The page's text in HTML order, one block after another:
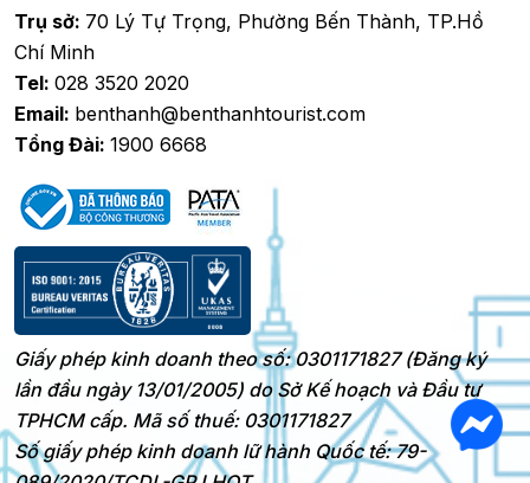
Trụ sở: 70 Lý Tự Trọng, Phường Bến Thành, TP.Hồ
Chí Minh
Tel: 028 3520 2020
Email: benthanh@benthanhtourist.com
Tổng Đài: 1900 6668
Giấy phép kinh doanh theo số: 0301171827 (Đăng ký
lần đầu ngày 13/01/2005) do Sở Kế hoạch và Đầu tư
TPHCM cấp. Mã số thuế: 0301171827
Số giấy phép kinh doanh lữ hành Quốc tế: 79-